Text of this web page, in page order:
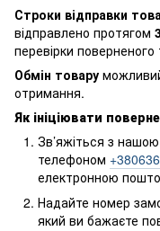
Строки відправки
відправлено протягом
перевірки поверненого
Обмін товару
отримання.
Як ініціювати
Зв’яжіться з
телефоном
електронною
Надайте номер
який ви бажаєте